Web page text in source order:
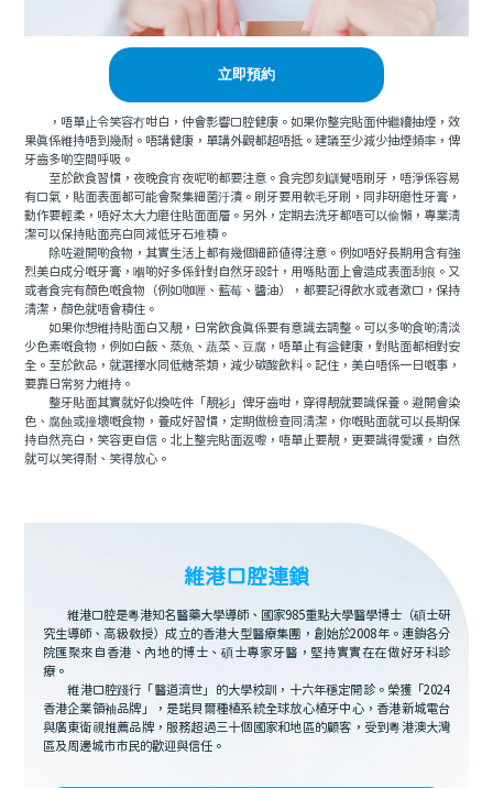
立即預約
，唔單止令笑容冇咁白，仲會影響口腔健康。如果你整完貼面仲繼續抽煙，效
果真係維持唔到幾耐。唔講健康，單講外觀都超唔抵。建議至少減少抽煙頻率，俾
牙齒多啲空間呼吸。
至於飲食習慣，夜晚食宵夜呢啲都要注意。食完即刻瞓覺唔刷牙，唔淨係容易
有口氣，貼面表面都可能會聚集細菌汙漬。刷牙要用軟毛牙刷，同非研磨性牙膏，
動作要輕柔，唔好太大力磨住貼面面層。另外，定期去洗牙都唔可以偷懶，專業清
潔可以保持貼面亮白同減低牙石堆積。
除咗避開啲食物，其實生活上都有幾個細節值得注意。例如唔好長期用含有強
烈美白成分嘅牙膏，嗰啲好多係針對自然牙設計，用喺貼面上會造成表面刮痕。又
或者食完有顏色嘅食物（例如咖喱、藍莓、醬油），都要記得飲水或者漱口，保持
清潔，顏色就唔會積住。
如果你想維持貼面白又靚，日常飲食真係要有意識去調整。可以多啲食啲清淡
少色素嘅食物，例如白飯、蒸魚、蔬菜、豆腐，唔單止有益健康，對貼面都相對安
全。至於飲品，就選擇水同低糖茶類，減少碳酸飲料。記住，美白唔係一日嘅事，
要靠日常努力維持。
整牙貼面其實就好似換咗件「靚衫」俾牙齒咁，穿得靚就要識保養。避開會染
色、腐蝕或撞壞嘅食物，養成好習慣，定期做檢查同清潔，你嘅貼面就可以長期保
持自然亮白，笑容更自信。北上整完貼面返嚟，唔單止要靚，更要識得愛護，自然
就可以笑得耐、笑得放心。
維港口腔連鎖
維港口腔是粵港知名醫藥大學導師、國家985重點大學醫學博士（碩士研
究生導師、高級教授）成立的香港大型醫療集團，創始於2008年。連鎖各分
院匯聚來自香港、內地的博士、碩士專家牙醫，堅持實實在在做好牙科診
療。
維港口腔踐行「醫道濟世」的大學校訓，十六年穩定開診。榮獲「2024
香港企業領袖品牌」，是諾貝爾種植系統全球放心植牙中心，香港新城電台
與廣東衛視推薦品牌，服務超過三十個國家和地區的顧客，受到粵港澳大灣
區及周邊城市市民的歡迎與信任。